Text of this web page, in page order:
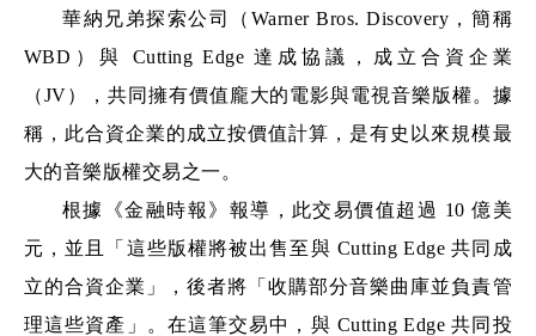
華納兄弟探索公司（Warner Bros. Discovery，簡稱
WBD）與 Cutting Edge 達成協議，成立合資企業
（JV），共同擁有價值龐大的電影與電視音樂版權。據
稱，此合資企業的成立按價值計算，是有史以來規模最
大的音樂版權交易之一。
根據《金融時報》報導，此交易價值超過 10 億美
元，並且「這些版權將被出售至與 Cutting Edge 共同成
立的合資企業」，後者將「收購部分音樂曲庫並負責管
理這些資產」。在這筆交易中，與 Cutting Edge 共同投